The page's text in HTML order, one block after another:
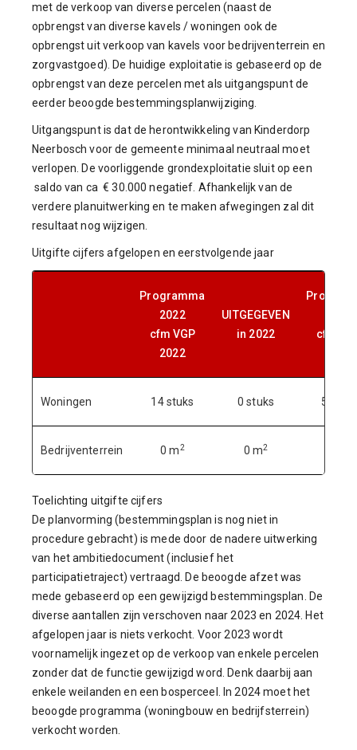
met de verkoop van diverse percelen (naast de
opbrengst van diverse kavels / woningen ook de
opbrengst uit verkoop van kavels voor bedrijventerrein en
zorgvastgoed). De huidige exploitatie is gebaseerd op de
opbrengst van deze percelen met als uitgangspunt de
eerder beoogde bestemmingsplanwijziging.
Uitgangspunt is dat de herontwikkeling van Kinderdorp
Neerbosch voor de gemeente minimaal neutraal moet
verlopen. De voorliggende grondexploitatie sluit op een
saldo van ca € 30.000 negatief. Afhankelijk van de
verdere planuitwerking en te maken afwegingen zal dit
resultaat nog wijzigen.
Uitgifte cijfers afgelopen en eerstvolgende jaar
Programma
2022
cfm VGP
2022
UITGEGEVEN
in 2022
cfm
Woningen 14 stuks 0 stuks 5 stuks
Bedrijventerrein 0 m2 0 m2
Toelichting uitgifte cijfers
De planvorming (bestemmingsplan is nog niet in
procedure gebracht) is mede door de nadere uitwerking
van het ambitiedocument (inclusief het
participatietraject) vertraagd. De beoogde afzet was
mede gebaseerd op een gewijzigd bestemmingsplan. De
diverse aantallen zijn verschoven naar 2023 en 2024. Het
afgelopen jaar is niets verkocht. Voor 2023 wordt
voornamelijk ingezet op de verkoop van enkele percelen
zonder dat de functie gewijzigd word. Denk daarbij aan
enkele weilanden en een bosperceel. In 2024 moet het
beoogde programma (woningbouw en bedrijfsterrein)
verkocht worden.